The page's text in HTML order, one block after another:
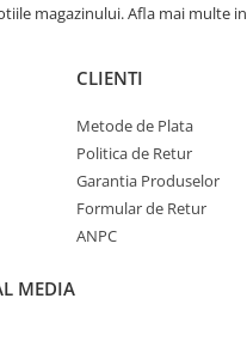
magazinului. Afla mai multe in
CLIENTI
Metode de Plata
Politica de Retur
Garantia Produselor
Formular de Retur
ANPC
MEDIA